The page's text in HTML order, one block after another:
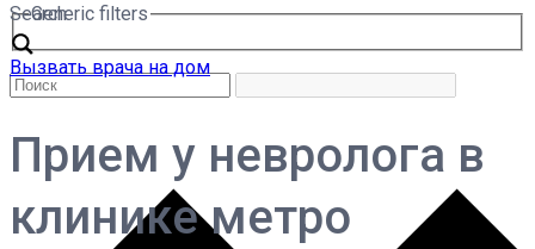
Search
Generic filters
Вызвать врача на дом
Прием у невролога в
клинике метро